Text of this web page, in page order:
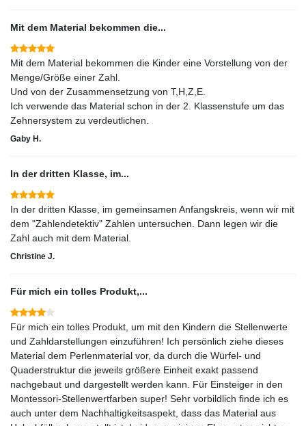
Mit dem Material bekommen die...
Mit dem Material bekommen die Kinder eine Vorstellung von der
Menge/Größe einer Zahl.
Und von der Zusammensetzung von T,H,Z,E.
Ich verwende das Material schon in der 2. Klassenstufe um das
Zehnersystem zu verdeutlichen.
Gaby H.
In der dritten Klasse, im...
In der dritten Klasse, im gemeinsamen Anfangskreis, wenn wir mit
dem "Zahlendetektiv" Zahlen untersuchen. Dann legen wir die
Zahl auch mit dem Material.
Christine J.
Für mich ein tolles Produkt,...
Für mich ein tolles Produkt, um mit den Kindern die Stellenwerte
und Zahldarstellungen einzuführen! Ich persönlich ziehe dieses
Material dem Perlenmaterial vor, da durch die Würfel- und
Quaderstruktur die jeweils größere Einheit exakt passend
nachgebaut und dargestellt werden kann. Für Einsteiger in den
Montessori-Stellenwertfarben super! Sehr vorbildlich finde ich es
auch unter dem Nachhaltigkeitsaspekt, dass das Material aus